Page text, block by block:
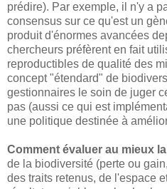
prédire). Par exemple, il n'y a
consensus sur ce qu'est un
produit d'énormes avancées
chercheurs préfèrent en fait
reproductibles de qualité des
concept "étendard" de
gestionnaires le soin de juger
pas (aussi ce qui est
une politique destinée à
Comment évaluer au mieux
de la biodiversité (perte ou
des traits retenus, de l'espace